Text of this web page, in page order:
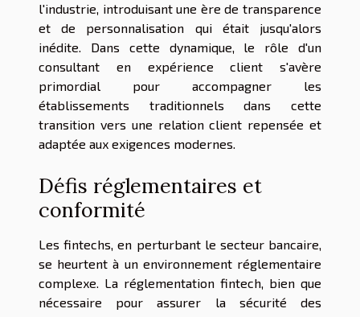
l'industrie, introduisant une ère de transparence
et de personnalisation qui était jusqu'alors
inédite. Dans cette dynamique, le rôle d'un
consultant en expérience client s'avère
primordial pour accompagner les
établissements traditionnels dans cette
transition vers une relation client repensée et
adaptée aux exigences modernes.
Défis réglementaires et
conformité
Les fintechs, en perturbant le secteur bancaire,
se heurtent à un environnement réglementaire
complexe. La réglementation fintech, bien que
nécessaire pour assurer la sécurité des